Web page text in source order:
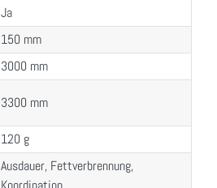
Ja
150 mm
3000 mm
3300 mm
120 g
Ausdauer, Fettverbrennung,